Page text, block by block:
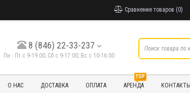
Сравнение товаров (0)
8 (846) 22-33-237
Пн - Пт с 9-19:00; Cб с 9-17:00; Вс с 10-16:00
О НАС ДОСТАВКА ОПЛАТА
TOP
АРЕНДА КОНТАКТЫ